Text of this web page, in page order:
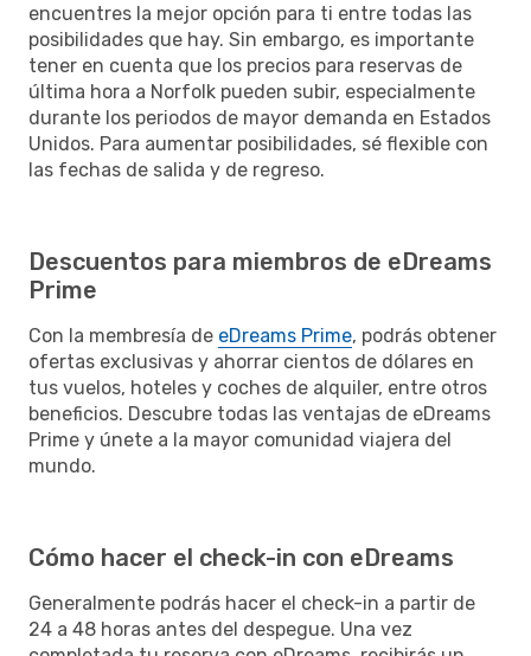
encuentres la mejor opción para ti entre todas las
posibilidades que hay. Sin embargo, es importante
tener en cuenta que los precios para reservas de
última hora a Norfolk pueden subir, especialmente
durante los periodos de mayor demanda en Estados
Unidos. Para aumentar posibilidades, sé flexible con
las fechas de salida y de regreso.
Descuentos para miembros de eDreams
Prime
Con la membresía de eDreams Prime, podrás obtener
ofertas exclusivas y ahorrar cientos de dólares en
tus vuelos, hoteles y coches de alquiler, entre otros
beneficios. Descubre todas las ventajas de eDreams
Prime y únete a la mayor comunidad viajera del
mundo.
Cómo hacer el check-in con eDreams
Generalmente podrás hacer el check-in a partir de
24 a 48 horas antes del despegue. Una vez